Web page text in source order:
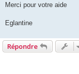
Merci pour votre aide
Eglantine
Répondre